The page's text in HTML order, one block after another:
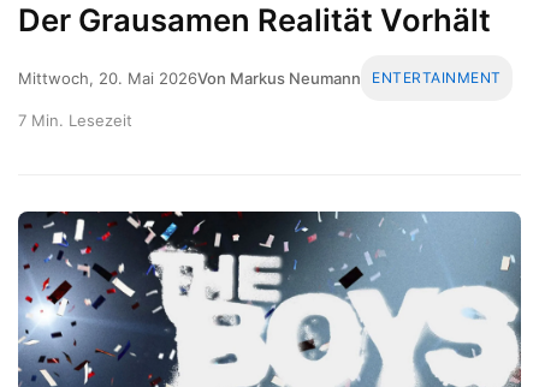
Der Grausamen Realität Vorhält
Mittwoch, 20. Mai 2026Von Markus Neumann ENTERTAINMENT
7 Min. Lesezeit